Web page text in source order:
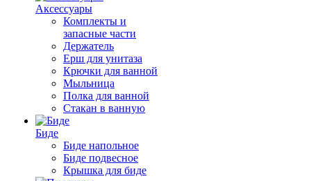
Аксессуары
Комплекты и
запасные части
Держатель
Ерш для унитаза
Крючки для ванной
Мыльница
Полка для ванной
Стакан в ванную
Биде
Биде напольное
Биде подвесное
Крышка для биде